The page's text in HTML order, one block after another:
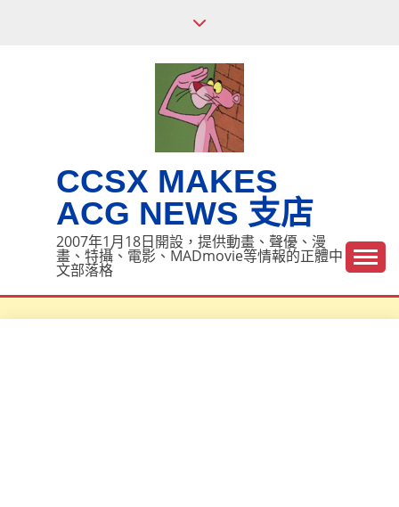
CCSX MAKES
ACG NEWS 支店
2007年1月18日開設，提供動畫、聲優、漫
畫、特攝、電影、MADmovie等情報的正體中
文部落格